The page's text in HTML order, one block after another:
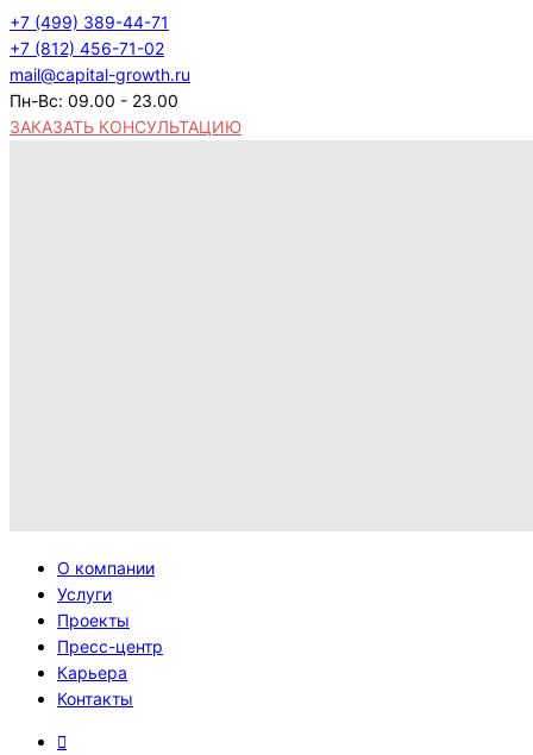
+7 (499) 389-44-71
+7 (812) 456-71-02
mail@capital-growth.ru
Пн-Вс: 09.00 - 23.00
ЗАКАЗАТЬ КОНСУЛЬТАЦИЮ
О компании
Услуги
Проекты
Пресс-центр
Карьера
Контакты